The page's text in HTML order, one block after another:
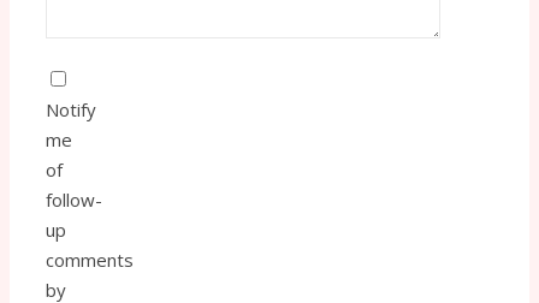
Notify
me
of
follow-
up
comments
by